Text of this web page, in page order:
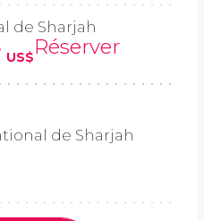
de Sharjah
US$Réserver
de Sharjah